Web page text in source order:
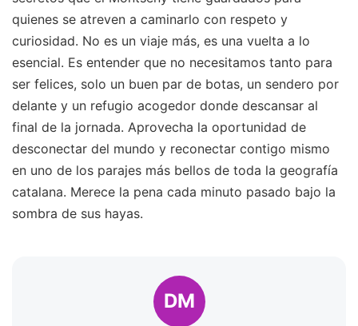
quienes se atreven a caminarlo con respeto y
curiosidad. No es un viaje más, es una vuelta a lo
esencial. Es entender que no necesitamos tanto para
ser felices, solo un buen par de botas, un sendero por
delante y un refugio acogedor donde descansar al
final de la jornada. Aprovecha la oportunidad de
desconectar del mundo y reconectar contigo mismo
en uno de los parajes más bellos de toda la geografía
catalana. Merece la pena cada minuto pasado bajo la
sombra de sus hayas.
DM